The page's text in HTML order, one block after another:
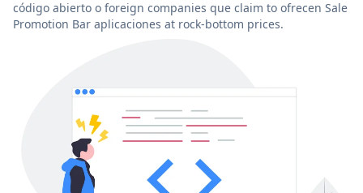
código abierto o foreign companies que claim to ofrecen Sale
Promotion Bar aplicaciones at rock-bottom prices.